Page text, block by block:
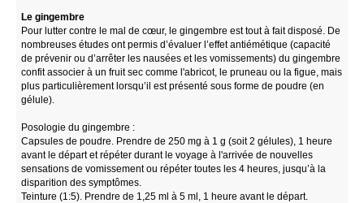
Le gingembre
Pour lutter contre le mal de cœur, le gingembre est tout à fait disposé. De
nombreuses études ont permis d’évaluer l’effet antiémétique (capacité
de prévenir ou d’arrêter les nausées et les vomissements) du gingembre
confit associer à un fruit sec comme l'abricot, le pruneau ou la figue, mais
plus particulièrement lorsqu’il est présenté sous forme de poudre (en
gélule).
Posologie du gingembre :
Capsules de poudre. Prendre de 250 mg à 1 g (soit 2 gélules), 1 heure
avant le départ et répéter durant le voyage à l'arrivée de nouvelles
sensations de vomissement ou répéter toutes les 4 heures, jusqu’à la
disparition des symptômes.
Teinture (1:5). Prendre de 1,25 ml à 5 ml, 1 heure avant le départ.